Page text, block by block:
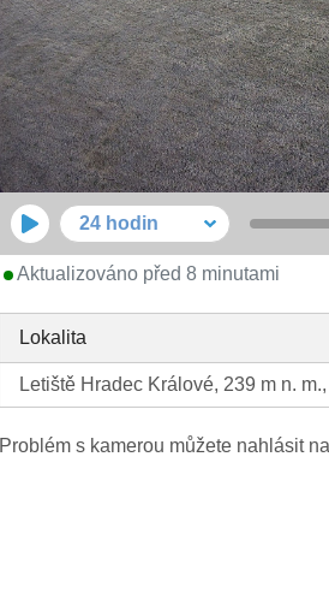
24 hodin
Aktualizováno před 8 minutami
Lokalita
Letiště Hradec Králové, 239 m n. m.,
Problém s kamerou můžete nahlásit